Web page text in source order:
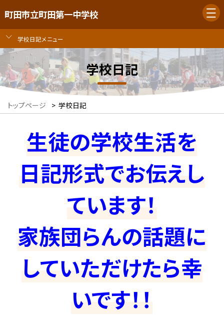
町田市立町田第一中学校
学校日記メニュー
学校日記
トップページ > 学校日記
生徒の学校生活を
日記形式でお伝えし
ています！
家族団らんの話題に
していただけたら幸
いです！！